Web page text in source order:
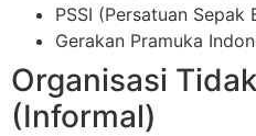
PSSI (Persatuan Sepak
Gerakan Pramuka
Organisasi
(Informal)